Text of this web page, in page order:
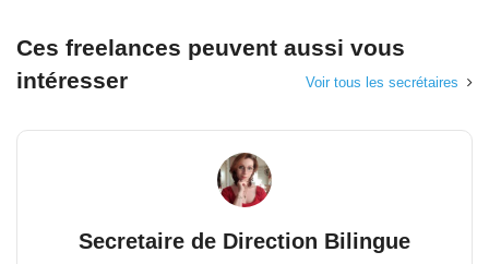
Ces freelances peuvent aussi vous
intéresser
Voir tous les secrétaires
Secretaire de Direction Bilingue